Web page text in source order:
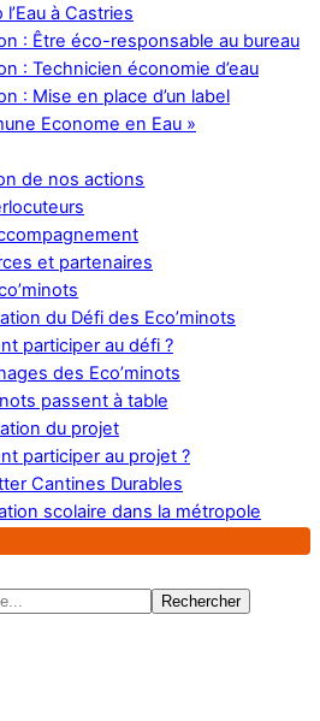
l’Eau à Castries
: Être éco-responsable au bureau
: Technicien économie d’eau
: Mise en place d’un label
Econome en Eau »
de nos actions
et partenaires
du Défi des Eco’minots
participer au défi ?
des Eco’minots
passent à table
du projet
participer au projet ?
Cantines Durables
scolaire dans la métropole